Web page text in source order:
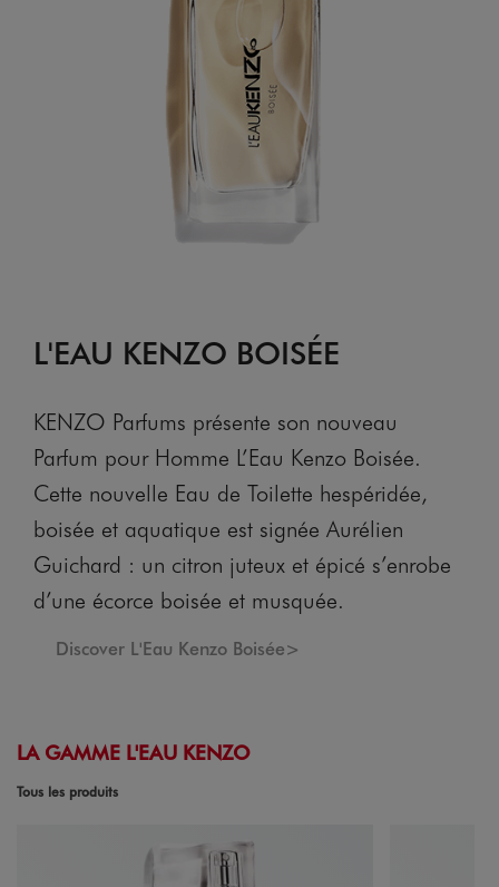
L'EAU KENZO BOISÉE
KENZO Parfums présente son nouveau
Parfum pour Homme L’Eau Kenzo Boisée.
Cette nouvelle Eau de Toilette hespéridée,
boisée et aquatique est signée Aurélien
Guichard : un citron juteux et épicé s’enrobe
d’une écorce boisée et musquée.
Discover L'Eau Kenzo Boisée>
LA GAMME L'EAU KENZO
Tous les produits